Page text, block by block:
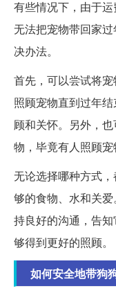
有些情况下，由于
无法把宠物带回家
决办法。
首先，可以尝试将
照顾宠物直到过年
顾和关怀。另外，
物，毕竟有人照顾宠
无论选择哪种方式
够的食物、水和关
持良好的沟通，告
够得到更好的照顾。
如何安全地带狗